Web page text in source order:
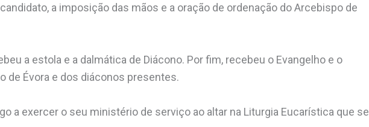
a imposição das mãos e a oração de ordenação do Arcebispo de
a estola e a dalmática de Diácono. Por fim, recebeu o Evangelho e o
de Évora e dos diáconos presentes.
a exercer o seu ministério de serviço ao altar na Liturgia Eucarística que se